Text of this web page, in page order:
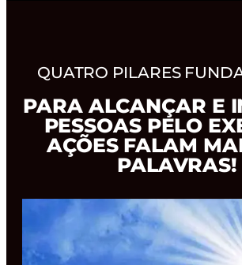
QUATRO PILARES
PARA ALCANÇAR E
PESSOAS PELO
AÇÕES FALAM
PALAVRAS!